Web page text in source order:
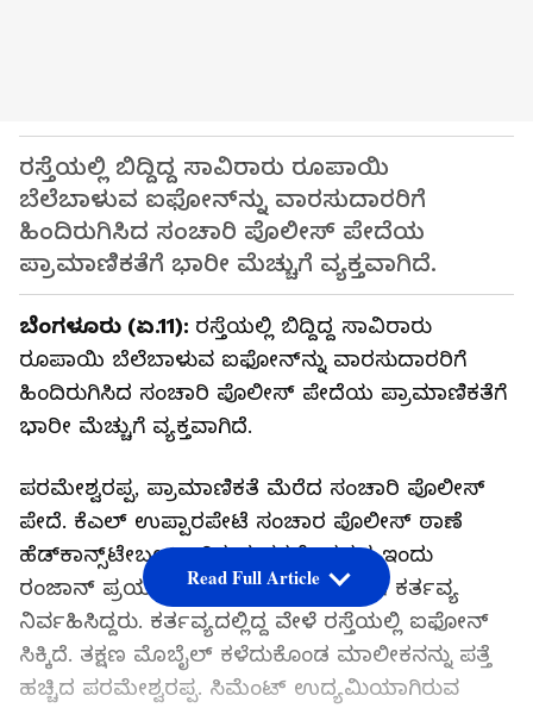
ರಸ್ತೆಯಲ್ಲಿ ಬಿದ್ದಿದ್ದ ಸಾವಿರಾರು ರೂಪಾಯಿ
ಬೆಲೆಬಾಳುವ ಐಫೋನ್‌ನ್ನು ವಾರಸುದಾರರಿಗೆ
ಹಿಂದಿರುಗಿಸಿದ ಸಂಚಾರಿ ಪೊಲೀಸ್ ಪೇದೆಯ
ಪ್ರಾಮಾಣಿಕತೆಗೆ ಭಾರೀ ಮೆಚ್ಚುಗೆ ವ್ಯಕ್ತವಾಗಿದೆ.
ಬೆಂಗಳೂರು (ಏ.11): ರಸ್ತೆಯಲ್ಲಿ ಬಿದ್ದಿದ್ದ ಸಾವಿರಾರು
ರೂಪಾಯಿ ಬೆಲೆಬಾಳುವ ಐಫೋನ್‌ನ್ನು ವಾರಸುದಾರರಿಗೆ
ಹಿಂದಿರುಗಿಸಿದ ಸಂಚಾರಿ ಪೊಲೀಸ್ ಪೇದೆಯ ಪ್ರಾಮಾಣಿಕತೆಗೆ
ಭಾರೀ ಮೆಚ್ಚುಗೆ ವ್ಯಕ್ತವಾಗಿದೆ.
ಪರಮೇಶ್ವರಪ್ಪ, ಪ್ರಾಮಾಣಿಕತೆ ಮೆರೆದ ಸಂಚಾರಿ ಪೊಲೀಸ್
ಪೇದೆ. ಕೆಎಲ್ ಉಪ್ಪಾರಪೇಟೆ ಸಂಚಾರ ಪೊಲೀಸ್ ಠಾಣೆ
ಹೆಡ್‌ಕಾನ್ಸ್‌ಟೇಬಲ್ ಆಗಿರುವ ಪರಮೇಶ್ವರಪ್ಪ ಇಂದು
ರಂಜಾನ್ ಪ್ರಯುಕ್ತ ವಿಜಯನಗರದಲ್ಲಿ ವಿಶೇಷ ಕರ್ತವ್ಯ
ನಿರ್ವಹಿಸಿದ್ದರು. ಕರ್ತವ್ಯದಲ್ಲಿದ್ದ ವೇಳೆ ರಸ್ತೆಯಲ್ಲಿ ಐಫೋನ್
ಸಿಕ್ಕಿದೆ. ತಕ್ಷಣ ಮೊಬೈಲ್‌ ಕಳೆದುಕೊಂಡ ಮಾಲೀಕನನ್ನು ಪತ್ತೆ
ಹಚ್ಚಿದ ಪರಮೇಶ್ವರಪ್ಪ. ಸಿಮೆಂಟ್ ಉದ್ಯಮಿಯಾಗಿರುವ
Read Full Article